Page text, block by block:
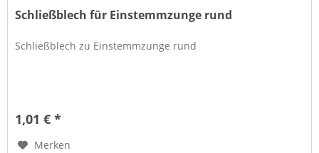
Schließblech für Einstemmzunge rund
Schließblech zu Einstemmzunge rund
1,01 € *
Merken